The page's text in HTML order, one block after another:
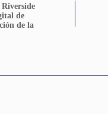
de
de la